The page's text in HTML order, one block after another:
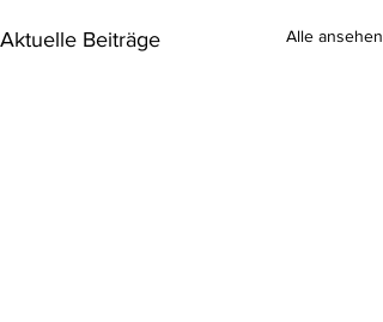
Aktuelle Beiträge Alle ansehen